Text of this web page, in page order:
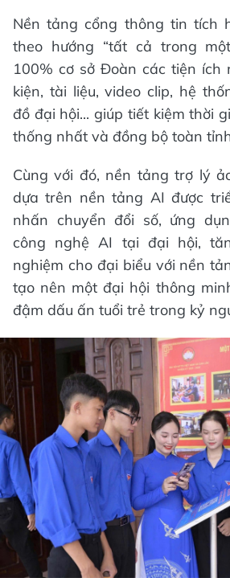
Nền tảng cổng thông tin tích
theo hướng “tất cả trong
100% cơ sở Đoàn các tiện ích
kiện, tài liệu, video clip, hệ
đồ đại hội... giúp tiết kiệm thời
thống nhất và đồng bộ toàn
Cùng với đó, nền tảng trợ lý
dựa trên nền tảng AI được
nhấn chuyển đổi số, ứng
công nghệ AI tại đại hội,
nghiệm cho đại biểu với nền
tạo nên một đại hội thông
đậm dấu ấn tuổi trẻ trong kỷ